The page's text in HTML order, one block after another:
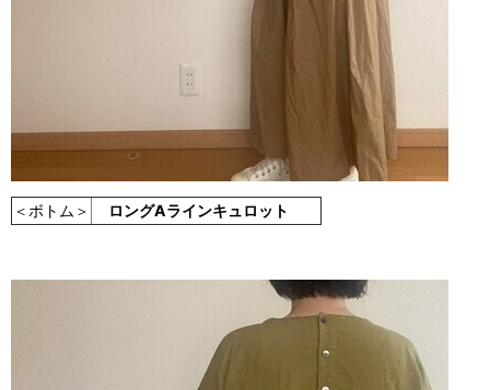
＜ボトム＞ ロングAラインキュロット